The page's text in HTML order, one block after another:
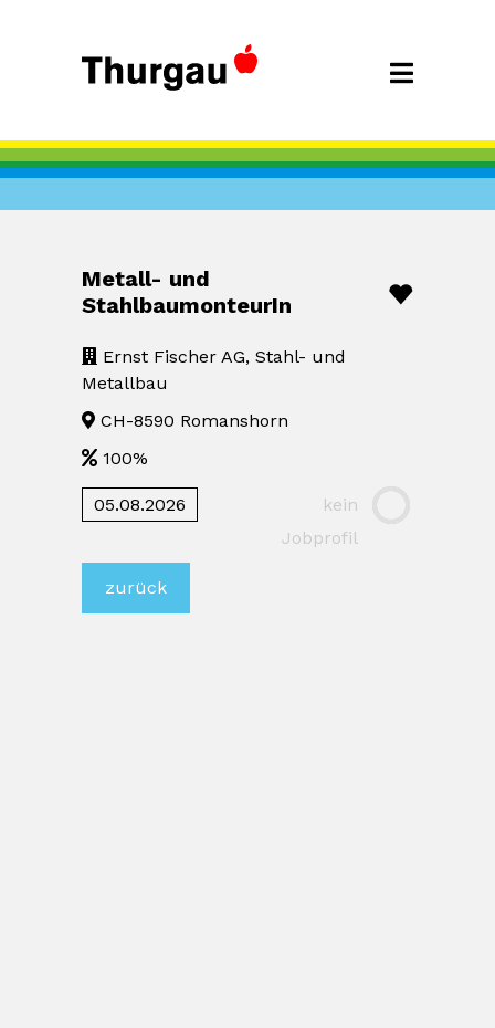
Metall- und
StahlbaumonteurIn
Ernst Fischer AG, Stahl- und
Metallbau
CH-8590 Romanshorn
100%
05.08.2026
kein
Jobprofil
zurück